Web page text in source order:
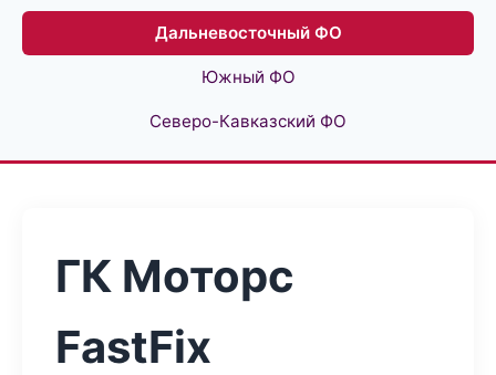
Дальневосточный ФО
Южный ФО
Северо-Кавказский ФО
ГК Моторс
FastFix